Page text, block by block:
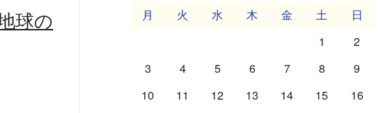
球の
月 火 水 木 金 土
日
1
2
3
4 5 6 7 8
9
10
11 12 13 14 15
16